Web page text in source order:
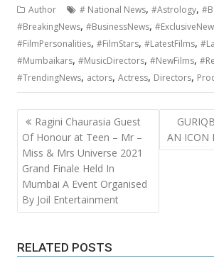
Author # National News,#Astrology,
#BreakingNews,#BusinessNews,
#FilmPersonalities,#FilmStars,#LatestFilms,
#Mumbaikars,#MusicDirectors,#NewFilms,
#TrendingNews, actors,Actress, Directors,
Post
navigation
Ragini Chaurasia Guest
Of Honour at Teen – Mr –
Miss & Mrs Universe 2021
Grand Finale Held In
Mumbai A Event Organised
By Joil Entertainment
AN ICON
RELATED POSTS